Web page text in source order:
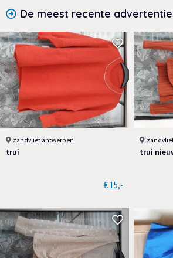
De meest recente
zandvliet antwerpen
trui
€ 15,-
trui